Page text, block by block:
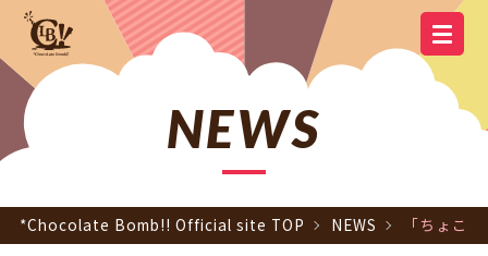
OFFICIAL SITE TOP
SCHEDULE DISCOGRAPHY
GOODS
YOUTUBE OFFICIAL LINE
OFFICIAL
NEWS
*Chocolate Bomb!! Official site TOP NEWS 「ちょこ